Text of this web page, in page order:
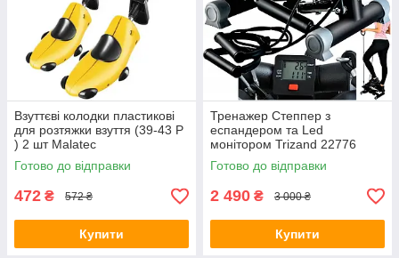
Взуттєві колодки пластикові
для розтяжки взуття (39-43 Р
) 2 шт Malatec
Готово до відправки
472 ₴ 572 ₴
Купити
Тренажер Степпер з
еспандером та Led
монітором Trizand 22776
Готово до відправки
2 490 ₴ 3 000 ₴
Купити